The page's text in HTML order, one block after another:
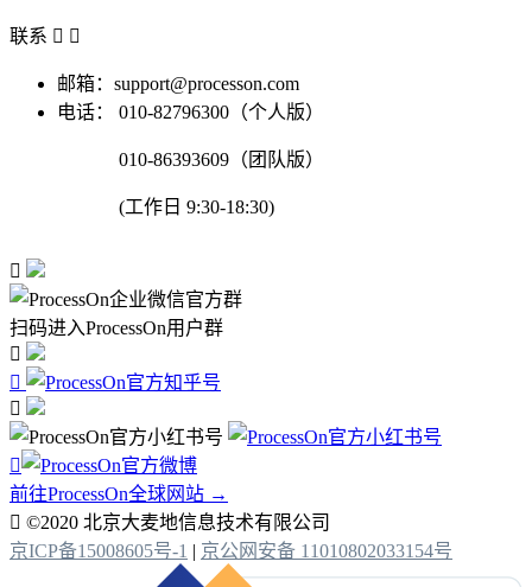
联系  
邮箱：support@processon.com
电话：
010-82796300（个人版）
010-86393609（团队版）
(工作日 9:30-18:30)

扫码进入ProcessOn用户群




前往ProcessOn全球网站 →
 ©2020 北京大麦地信息技术有限公司
京ICP备15008605号-1 | 京公网安备 11010802033154号